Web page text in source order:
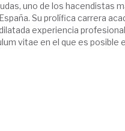
uno de los hacendistas
Su prolífica carrera
experiencia
vitae en el que es posible